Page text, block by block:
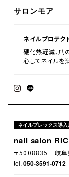
サロンモア
ネイルプロテク
硬化熱軽減、爪
心してネイルを
ネイルプレックス導入
nail salon
〒5008835 岐阜
tel. 050-3591-0712